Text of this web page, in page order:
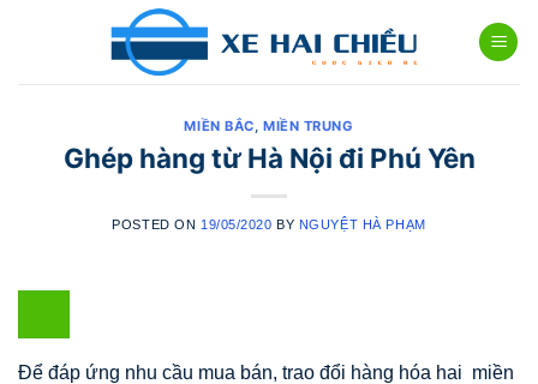
MIỀN BẮC, MIỀN TRUNG
Ghép hàng từ Hà Nội đi Phú Yên
POSTED ON 19/05/2020 BY NGUYỆT HÀ PHẠM
Để đáp ứng nhu cầu mua bán, trao đổi hàng hóa hai miền